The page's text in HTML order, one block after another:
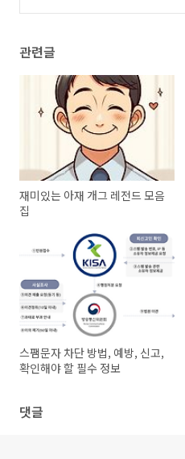
관련글
재미있는 아재 개그 레전드 모음
집
스팸문자 차단 방법, 예방, 신고,
확인해야 할 필수 정보
댓글